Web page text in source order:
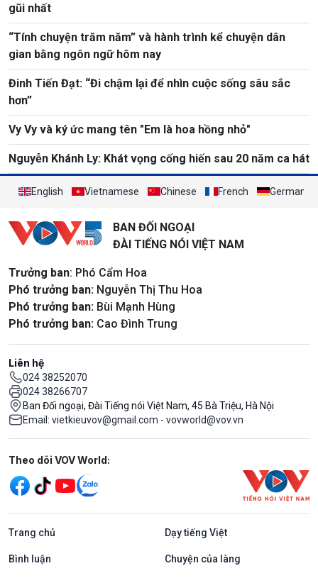
gũi nhất
“Tính chuyện trăm năm” và hành trình kể chuyện dân
gian bằng ngôn ngữ hôm nay
Đinh Tiến Đạt: “Đi chậm lại để nhìn cuộc sống sâu sắc
hơn”
Vy Vy và ký ức mang tên "Em là hoa hồng nhỏ"
Nguyễn Khánh Ly: Khát vọng cống hiến sau 20 năm ca hát
English Vietnamese Chinese French German
BAN ĐỐI NGOẠI
ĐÀI TIẾNG NÓI VIỆT NAM
Trưởng ban: Phó Cẩm Hoa
Phó trưởng ban: Nguyễn Thị Thu Hoa
Phó trưởng ban: Bùi Mạnh Hùng
Phó trưởng ban: Cao Đình Trung
Liên hệ
024 38252070
024 38266707
Ban Đối ngoại, Đài Tiếng nói Việt Nam, 45 Bà Triệu, Hà Nội
Email: vietkieuvov@gmail.com - vovworld@vov.vn
Mạng xã hội
Theo dõi VOV World:
Trang chủ Dạy tiếng Việt
Bình luận Chuyện của làng